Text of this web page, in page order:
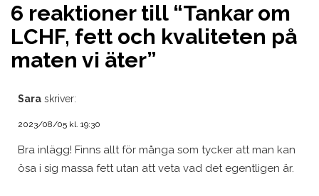
6 reaktioner till “Tankar om
LCHF, fett och kvaliteten på
maten vi äter”
Sara skriver:
2023/08/05 kl. 19:30
Bra inlägg! Finns allt för många som tycker att man kan
ösa i sig massa fett utan att veta vad det egentligen är.